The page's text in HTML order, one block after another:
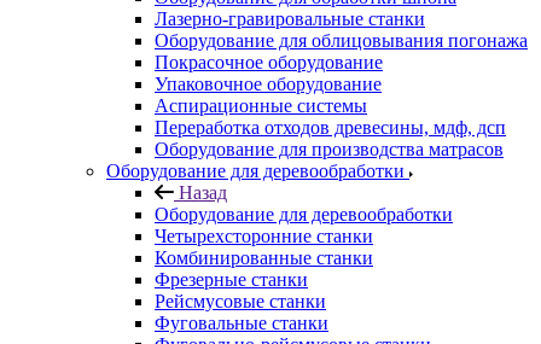
Лазерно-гравировальные станки
Оборудование для облицовывания погонажа
Покрасочное оборудование
Упаковочное оборудование
Аспирационные системы
Переработка отходов древесины, мдф, дсп
Оборудование для производства матрасов
Оборудование для деревообработки
Назад
Оборудование для деревообработки
Четырехсторонние станки
Комбинированные станки
Фрезерные станки
Рейсмусовые станки
Фуговальные станки